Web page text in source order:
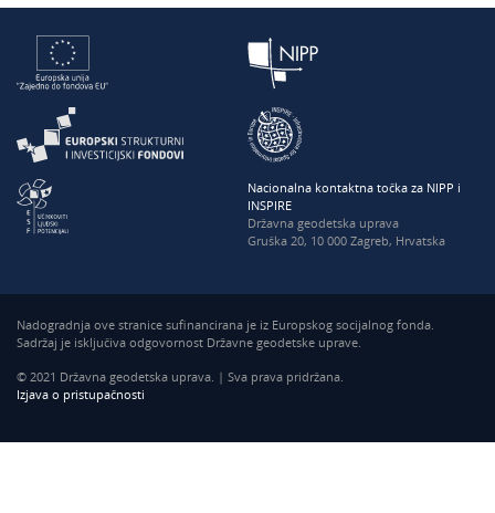
Nacionalna kontaktna točka za NIPP i
INSPIRE
Državna geodetska uprava
Gruška 20, 10 000 Zagreb, Hrvatska
Nadogradnja ove stranice sufinancirana je iz Europskog socijalnog fonda.
Sadržaj je isključiva odgovornost Državne geodetske uprave.
© 2021 Državna geodetska uprava. | Sva prava pridržana.
Izjava o pristupačnosti